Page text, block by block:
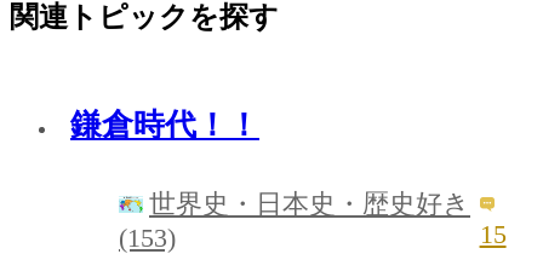
関連トピックを探す
鎌倉時代！！
世界史・日本史・歴史好き
(153)
15